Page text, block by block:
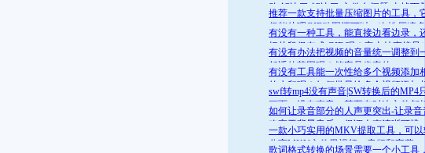
败 解决了:解决了 文件名问题 去掉下
就可
推荐一款支持批量压缩图片的工具，
仅能处理GIF动图还可以一次性压缩
件
有没有一种工具，能直接边看边录，
把片段保存成 GIF 呢？它支持直接导
GIF 格式，
有没有办法把视频的音量统一调整到
舒适的范围呢？答案是肯定的
有没有工具能一次性给多个视频添加
的水印呢？如何批量给多个视频添加
的水印
swf转mp4没有声音|SW转换后的MP4
画面，没有声音，甚至有时连文件都
开
如何让录音部分的人声更突出-让录音
略高于背景音乐，保证人声清晰可辨
一款小巧实用的MKV提取工具，可
分离MKV文件里视频、音频和字幕
歌词格式转换的场景需要一个小工具